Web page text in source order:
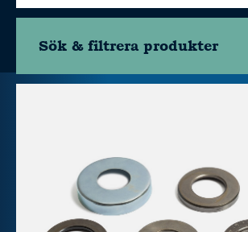
Sök & filtrera produkter